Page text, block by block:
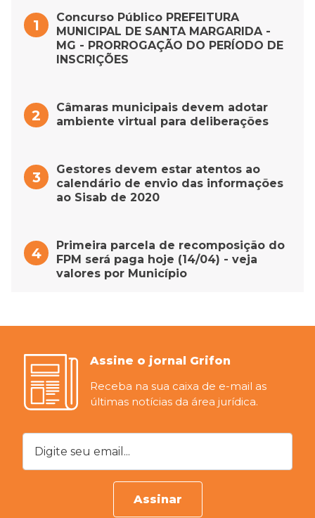
Concurso Público PREFEITURA
MUNICIPAL DE SANTA MARGARIDA -
MG - PRORROGAÇÃO DO PERÍODO DE
INSCRIÇÕES
Câmaras municipais devem adotar
ambiente virtual para deliberações
Gestores devem estar atentos ao
calendário de envio das informações
ao Sisab de 2020
Primeira parcela de recomposição do
FPM será paga hoje (14/04) - veja
valores por Município
Assine o jornal Grifon
Receba na sua caixa de e-mail as
últimas notícias da área jurídica.
Digite seu email...
Assinar